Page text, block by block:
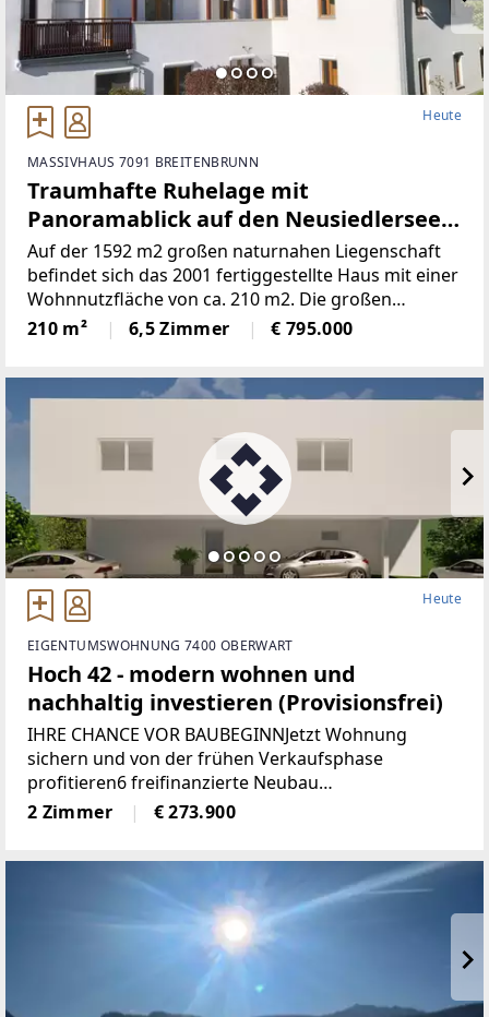
Heute
MASSIVHAUS 7091 BREITENBRUNN
Traumhafte Ruhelage mit
Panoramablick auf den Neusiedlersee
(Provisionsfrei)
Auf der 1592 m2 großen naturnahen Liegenschaft
befindet sich das 2001 fertiggestellte Haus mit einer
Wohnnutzfläche von ca. 210 m2. Die großen
Fensterspenden viel Tageslicht und ermöglichen auf
mehreren Ebenen einenaußergewöhnlichen Blick
210 m² 6,5 Zimmer € 795.000
Heute
EIGENTUMSWOHNUNG 7400 OBERWART
Hoch 42 - modern wohnen und
nachhaltig investieren (Provisionsfrei)
IHRE CHANCE VOR BAUBEGINNJetzt Wohnung
sichern und von der frühen Verkaufsphase
profitieren6 freifinanzierte Neubau
EigentumswohnungenWohnungsgrößen von ca. 50
m² bis 68 m²Alle Wohnungen sind entweder mit
2 Zimmer € 273.900